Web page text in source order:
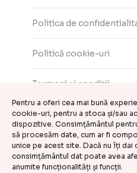
Pentru a oferi cea mai bună
cookie-uri, pentru a stoca și/sau
dispozitive. Consimțământul
să procesăm date, cum ar fi
unice pe acest site. Dacă nu îți
consimțământul dat poate avea
anumite funcționalități și funcții.
Politica de
Politică cookie-uri
Termeni și condiții
Contact
ANPC